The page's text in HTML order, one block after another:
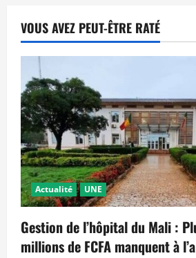
VOUS AVEZ PEUT-ÊTRE RATÉ
Actualité UNE
Gestion de l’hôpital du Mali :
millions de FCFA manquent à